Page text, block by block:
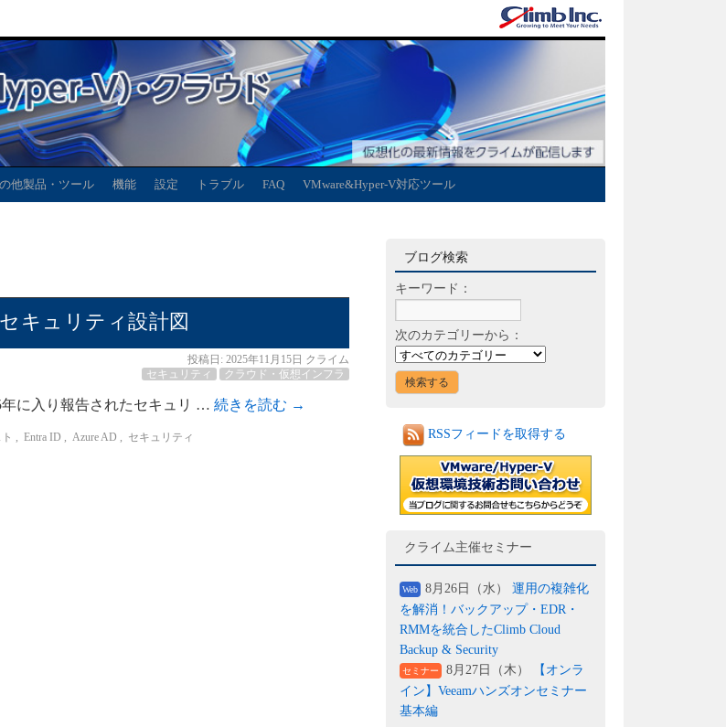
他製品・ツール 機能 設定 トラブル FAQ VMware&Hyper-V対応ツール
キュリティ設計図
投稿日: 2025年11月15日 クライム
セキュリティ
クラウド・仮想インフラ
に入り報告されたセキュリ … 続きを読む →
, Entra ID , Azure AD , セキュリティ
ブログ検索
キーワード：
次のカテゴリーから：
RSSフィードを取得する
クライム主催セミナー
Web 8月26日（水） 運用の複雑化
を解消！バックアップ・EDR・
RMMを統合したClimb Cloud
Backup & Security
セミナー 8月27日（木）
【オンラ
イン】Veeamハンズオンセミナー
基本編